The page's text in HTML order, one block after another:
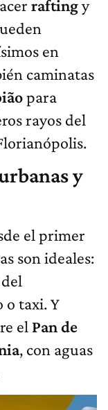
raftingy
en
caminatas
para
rayos del
y
el primer
son ideales:
o taxi. Y
el Pan de
, con aguas